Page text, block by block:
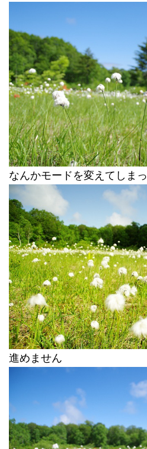
なんかモードを変えてしま
進めません